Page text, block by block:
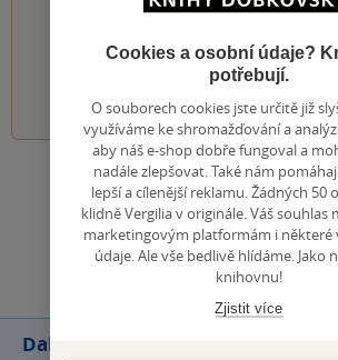
Zobrazit všechna
Přidat
Další knihy autora
Cookies a osobní údaje?
potřebují.
O souborech cookies jste určitě již
využíváme ke shromažďování a
aby náš e-shop dobře fungoval a
nadále zlepšovat. Také nám
lepší a cílenější reklamu. Žádných 50
klidně Vergilia v originále. Váš souhlas
marketingovým platformám i některé
údaje. Ale vše bedlivě hlídáme. Jako
knihovnu!
Zjistit více